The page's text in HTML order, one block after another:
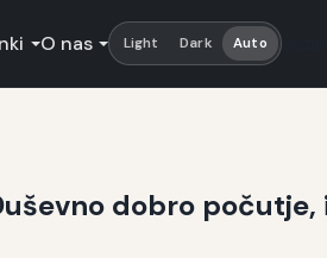
O nas Light Dark Auto
dobro počutje,